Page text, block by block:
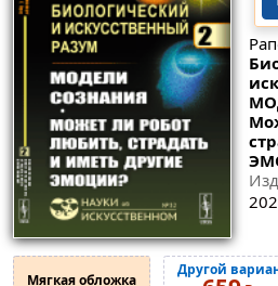
Мягкая обложка
Другой